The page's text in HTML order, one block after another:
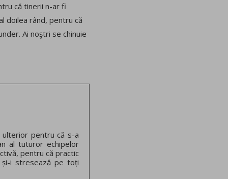
că tinerii n-ar fi
doilea rând, pentru că
Ai noştri se chinuie
pentru că s-a
al tuturor echipelor
pentru că practic
i stresează pe toți